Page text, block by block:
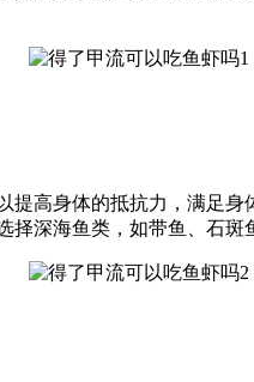
提高身体的抵抗力，满足
深海鱼类，如带鱼、石斑